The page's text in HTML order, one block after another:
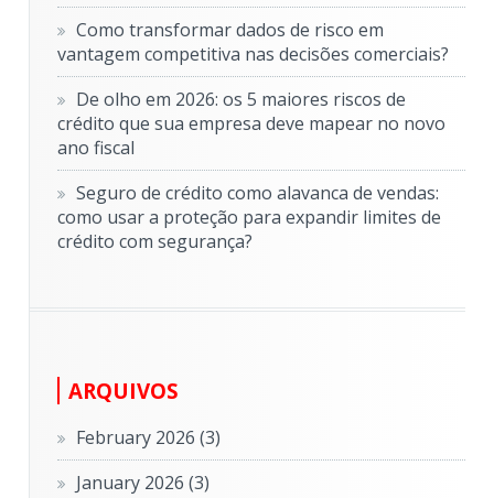
Como transformar dados de risco em
vantagem competitiva nas decisões comerciais?
De olho em 2026: os 5 maiores riscos de
crédito que sua empresa deve mapear no novo
ano fiscal
Seguro de crédito como alavanca de vendas:
como usar a proteção para expandir limites de
crédito com segurança?
ARQUIVOS
February 2026(3)
January 2026(3)